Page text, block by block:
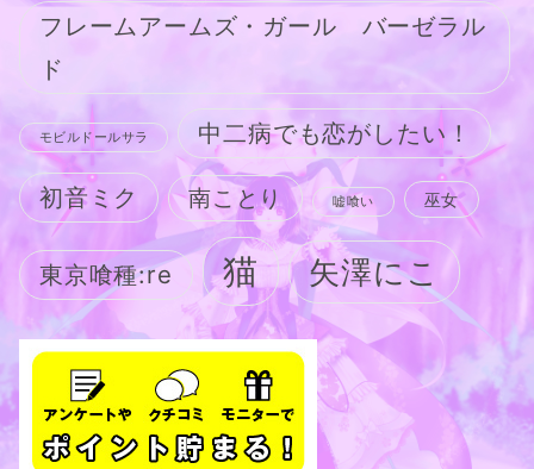
フレームアームズ・ガール バーゼラル
ド
モビルドールサラ 中二病でも恋がしたい！
初音ミク 南ことり 嘘喰い 巫女
東京喰種:re 猫 矢澤にこ